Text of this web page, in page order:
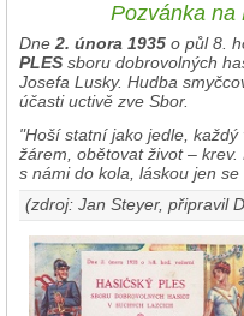
Pozvánka na
Dne 2. února 1935 o půl 8.
PLES sboru dobrovolných
Josefa Lusky. Hudba
účasti uctivě zve Sbor.
"Hoší statní jako jedle,
žárem, obětovat život –
s námi do kola, láskou jen
(zdroj: Jan Steyer, připravil